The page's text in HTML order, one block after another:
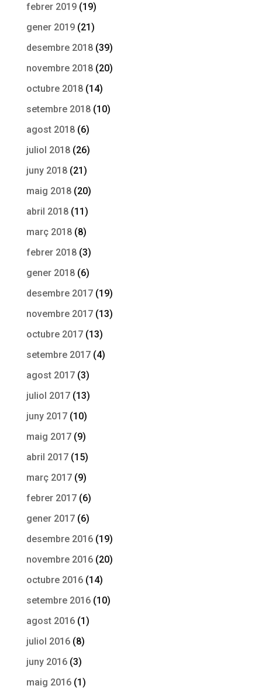
febrer 2019(19)
gener 2019(21)
desembre 2018(39)
novembre 2018(20)
octubre 2018(14)
setembre 2018(10)
agost 2018(6)
juliol 2018(26)
juny 2018(21)
maig 2018(20)
abril 2018(11)
març 2018(8)
febrer 2018(3)
gener 2018(6)
desembre 2017(19)
novembre 2017(13)
octubre 2017(13)
setembre 2017(4)
agost 2017(3)
juliol 2017(13)
juny 2017(10)
maig 2017(9)
abril 2017(15)
març 2017(9)
febrer 2017(6)
gener 2017(6)
desembre 2016(19)
novembre 2016(20)
octubre 2016(14)
setembre 2016(10)
agost 2016(1)
juliol 2016(8)
juny 2016(3)
maig 2016(1)